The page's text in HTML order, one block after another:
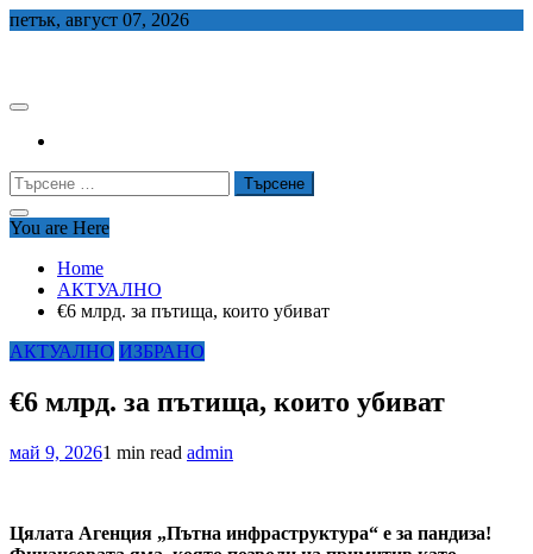
Skip
петък, август 07, 2026
Търсене
за:
You are Here
Home
АКТУАЛНО
€6 млрд. за пътища, които убиват
АКТУАЛНО ИЗБРАНО
€6 млрд. за пътища, които убиват
май 9, 20261 min read admin
Цялата Агенция „Пътна инфраструктура“ е за пандиза!